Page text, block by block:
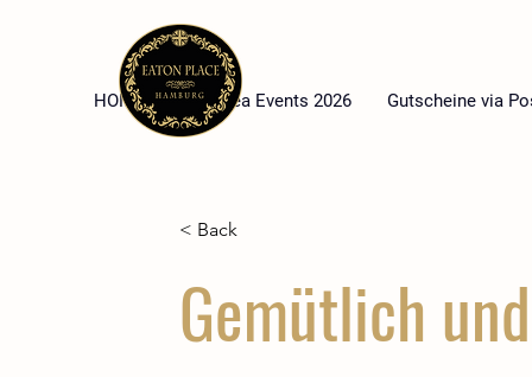
HOME High Tea Events 2026 Gutscheine via
< Back
Gemütlich